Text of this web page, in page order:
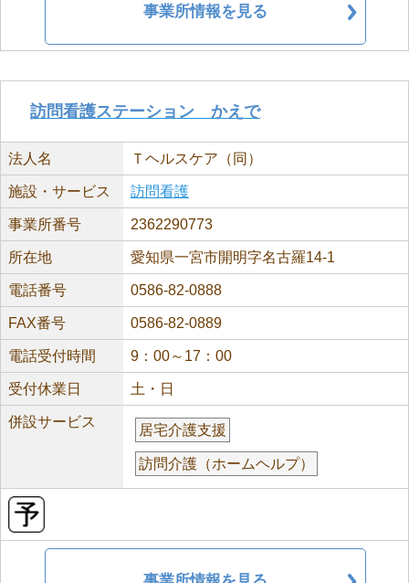
事業所情報を見る
訪問看護ステーション かえで
法人名 Ｔヘルスケア（同）
施設・サービス 訪問看護
事業所番号 2362290773
所在地 愛知県一宮市開明字名古羅14-1
電話番号 0586-82-0888
FAX番号 0586-82-0889
電話受付時間 9：00～17：00
受付休業日 土・日
併設サービス
居宅介護支援
訪問介護（ホームヘルプ）